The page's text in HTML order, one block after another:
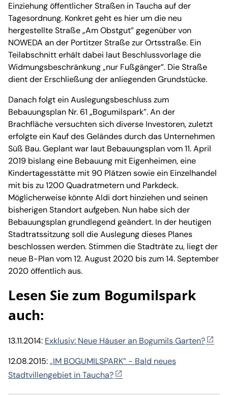
Einziehung öffentlicher Straßen in Taucha auf der
Tagesordnung. Konkret geht es hier um die neu
hergestellte Straße „Am Obstgut” gegenüber von
NOWEDA an der Portitzer Straße zur Ortsstraße. Ein
Teilabschnitt erhält dabei laut Beschlussvorlage die
Widmungsbeschränkung „nur Fußgänger”. Die Straße
dient der Erschließung der anliegenden Grundstücke.
Danach folgt ein Auslegungsbeschluss zum
Bebauungsplan Nr. 61 „Bogumilspark”. An der
Brachfläche versuchten sich diverse Investoren, zuletzt
erfolgte ein Kauf des Geländes durch das Unternehmen
Süß Bau. Geplant war laut Bebauungsplan vom 11. April
2019 bislang eine Bebauung mit Eigenheimen, eine
Kindertagesstätte mit 90 Plätzen sowie ein Einzelhandel
mit bis zu 1200 Quadratmetern und Parkdeck.
Möglicherweise könnte Aldi dort hinziehen und seinen
bisherigen Standort aufgeben. Nun habe sich der
Bebauungsplan grundlegend geändert. In der heutigen
Stadtratssitzung soll die Auslegung dieses Planes
beschlossen werden. Stimmen die Stadträte zu, liegt der
neue B-Plan vom 12. August 2020 bis zum 14. September
2020 öffentlich aus.
Lesen Sie zum Bogumilspark
auch:
13.11.2014: Exklusiv: Neue Häuser an Bogumils Garten?
12.08.2015:„IM BOGUMILSPARK” - Bald neues
Stadtvillengebiet in Taucha?